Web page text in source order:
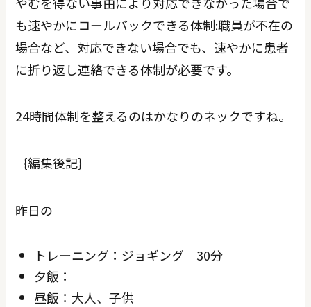
も速やかにコールバックできる体制:職員が不在の
場合など、対応できない場合でも、速やかに患者
に折り返し連絡できる体制が必要です。
24時間体制を整えるのはかなりのネックですね。
｛編集後記｝
昨日の
トレーニング：ジョギング 30分
夕飯：
昼飯：大人、子供